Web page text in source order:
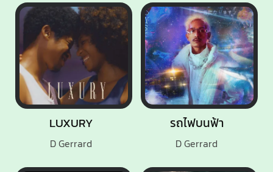
รถไฟบนฟ้า
D Gerrard
LUXURY
D Gerrard